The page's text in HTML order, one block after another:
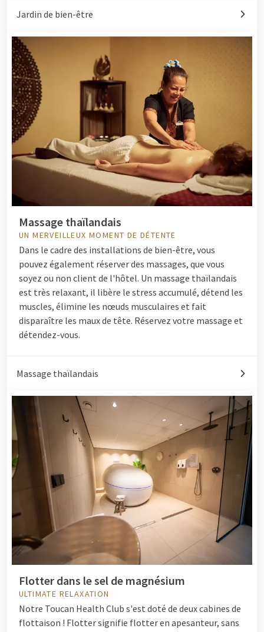
Jardin de bien-être
Massage thaïlandais
UN MERVEILLEUX MOMENT DE DÉTENTE
Dans le cadre des installations de bien-être, vous
pouvez également réserver des massages, que vous
soyez ou non client de l'hôtel. Un massage thaïlandais
est très relaxant, il libère le stress accumulé, détend les
muscles, élimine les nœuds musculaires et fait
disparaître les maux de tête. Réservez votre massage et
détendez-vous.
Massage thaïlandais
Flotter dans le sel de magnésium
ULTIMATE RELAXATION
Notre Toucan Health Club s'est doté de deux cabines de
flottaison ! Flotter signifie flotter en apesanteur, sans